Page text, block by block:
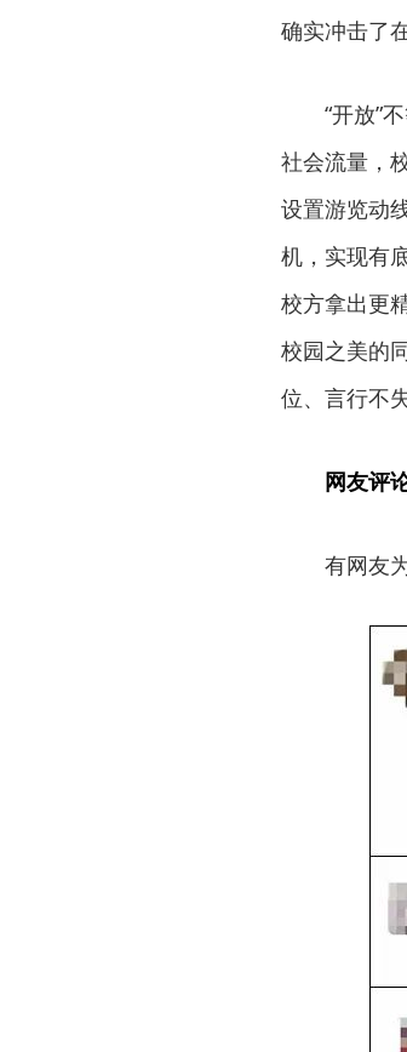
确实冲击了
“开放”
社会流量，
设置游览动
机，实现有
校方拿出更
校园之美的
位、言行不
网友评
有网友